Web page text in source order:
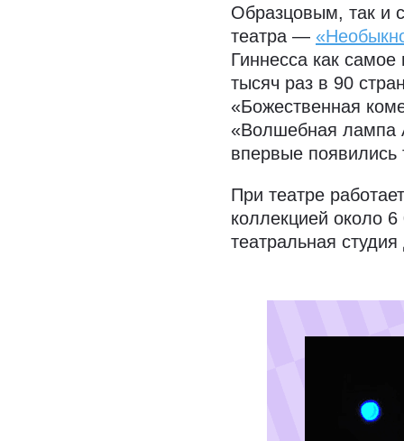
Образцовым, так и
театра —
Гиннесса как
тысяч раз в 90
«Божественная
«Волшебная лампа
впервые появились
При театре
коллекцией около 6
театральная